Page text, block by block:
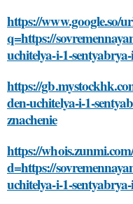
https://www.google.so/
q=https://
uchitelya-i-1-
https://
den-uchitelya-i-1-
znachenie
https://
d=https://
uchitelya-i-1-